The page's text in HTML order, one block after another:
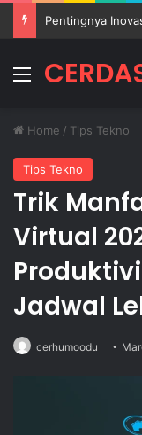
Menu
Home / Tips Tekno
Tips Tekno
Trik
Virtual
Jadwal
cerhumoodu